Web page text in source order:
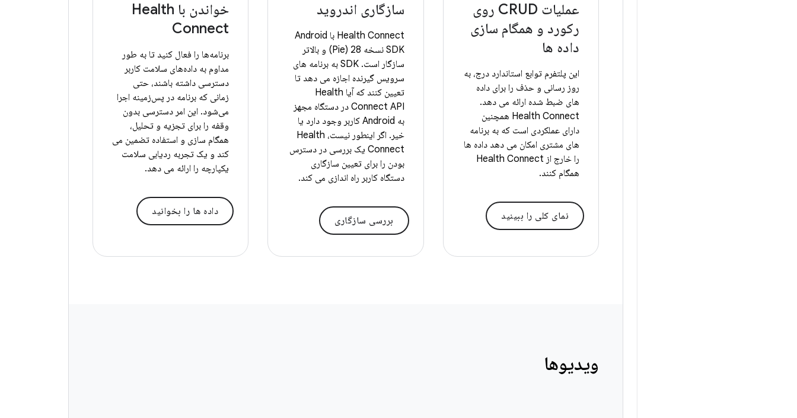
عملیات CRUD روی
رکورد و همگام سازی
داده ها
این پلتفرم توابع استاندارد درج، به
روز رسانی و حذف را برای داده
های ضبط شده ارائه می دهد.
Health Connect همچنین
دارای عملکردی است که به برنامه
های مشتری امکان می دهد داده ها
را خارج از Health Connect
همگام کنند.
نمای کلی را ببینید
سازگاری اندروید
Health Connect با Android
SDK نسخه 28 (Pie) و بالاتر
سازگار است. SDK به برنامه های
سرویس گیرنده اجازه می دهد تا
تعیین کنند که آیا Health
Connect API در دستگاه مجهز
به Android کاربر وجود دارد یا
خیر. اگر اینطور نیست، Health
Connect یک بررسی در دسترس
بودن را برای تعیین سازگاری
دستگاه کاربر راه اندازی می کند.
بررسی سازگاری
خواندن با Health
Connect
برنامه‌ها را فعال کنید تا به طور
مداوم به داده‌های سلامت کاربر
دسترسی داشته باشند، حتی
زمانی که برنامه در پس‌زمینه اجرا
می‌شود. این امر دسترسی بدون
وقفه را برای تجزیه و تحلیل،
همگام سازی و استفاده تضمین می
کند و یک تجربه ردیابی سلامت
یکپارچه را ارائه می دهد.
داده ها را بخوانید
ویدیوها